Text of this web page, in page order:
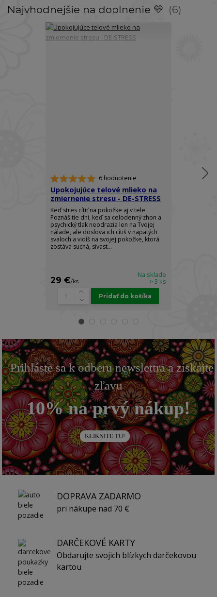
Najvhodnejšie na doplnenie 💛 6
6 hodnotenie
Upokojujúce telové mlieko na
zmiernenie stresu - DE-STRESS
Keď stres cítiť na pokožke aj v tele.
Poznáš tie dni, keď sa celodenný zhon a
psychický tlak neodrazia len na Tvojej
nálade, ale doslova ich cítiš v napätých
svaloch a vidíš na svojej pokožke, ktorá
zostáva suchá, sivast...
29 €/ks
Na sklade
> 3 ks
Pridať do košíka
Prihláste sa k odberu newslettra a získajte
zľavu
10% na prvý nákup!
KLIKNITE TU!
DOPRAVA ZADARMO
pri nákupe nad 70 €
DARČEKOVÉ KARTY
Obdarujte svojich blízkych darčekovou
kartou